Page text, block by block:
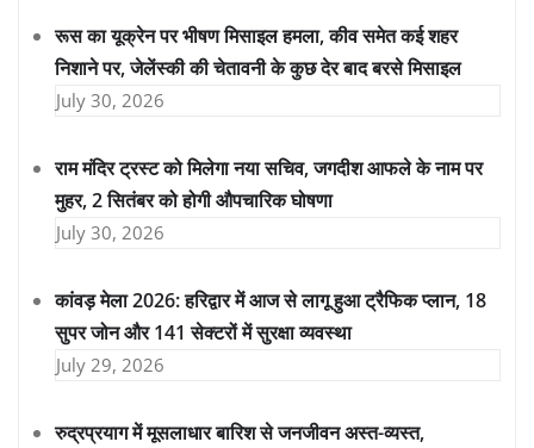
रूस का यूक्रेन पर भीषण मिसाइल हमला, कीव समेत कई शहर
निशाने पर, जेलेंस्की की चेतावनी के कुछ देर बाद बरसे मिसाइल
July 30, 2026
राम मंदिर ट्रस्ट को मिलेगा नया सचिव, जगदीश आफले के नाम पर
मुहर, 2 सितंबर को होगी औपचारिक घोषणा
July 30, 2026
कांवड़ मेला 2026: हरिद्वार में आज से लागू हुआ ट्रैफिक प्लान, 18
सुपर जोन और 141 सेक्टरों में सुरक्षा व्यवस्था
July 29, 2026
रुद्रप्रयाग में मूसलाधार बारिश से जनजीवन अस्त-व्यस्त,